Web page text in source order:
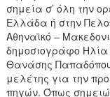
σημεία σ’ όλη την
Ελλάδα ή στην
Αθηναϊκό –
δημοσιογράφο
Θανάσης
μελέτης για την
πηγών. Όπως